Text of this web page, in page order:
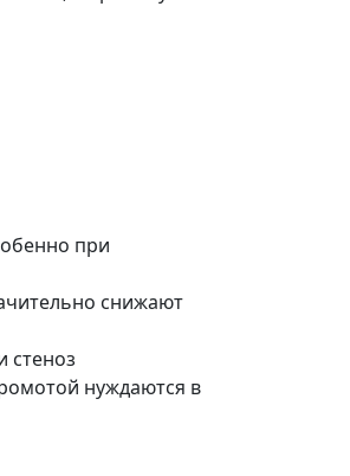
при
снижают
стеноз
нуждаются в